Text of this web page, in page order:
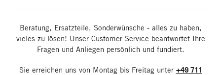
Beratung, Ersatzteile, Sonderwünsche - alles zu haben,
vieles zu lösen! Unser Customer Service beantwortet Ihre
Fragen und Anliegen persönlich und fundiert.
Sie erreichen uns von Montag bis Freitag unter +49 711